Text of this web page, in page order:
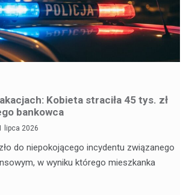
Kobieta straciła 45 tys. zł
bankowca
lipca 2026
do niepokojącego incydentu związanego
w wyniku którego mieszkanka